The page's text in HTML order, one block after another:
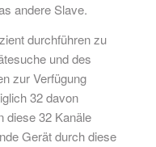
andere Slave.
durchführen zu
und des
zur Verfügung
32 davon
diese 32 Kanäle
Gerät durch diese